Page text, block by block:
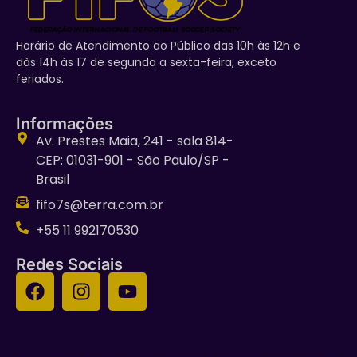
Horário de Atendimento ao Público das 10h às 12h e
dàs 14h às 17 de segunda a sexta-feira, exceto
feriados.
Informações
Av. Prestes Maia, 241 - sala 814-
CEP: 01031-901 - São Paulo/SP -
Brasil
fifo7s@terra.com.br
+55 11 992170530
Redes Sociais